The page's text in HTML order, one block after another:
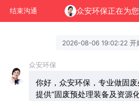
结束沟通 众安环保正在为
2026-08-06 19:02:22 开
众安环保
你好，众安环保，专业做固废
提供“固废预处理装备及资源